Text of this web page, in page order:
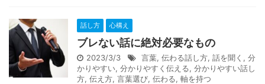
話し方 心構え
ブレない話に絶対必要なもの
2023/3/3 言葉, 伝わる話し方, 話を聞く , 分
かりやすい, 分かりやすく伝える, 分かりやすい話し
方, 伝え方, 言葉選び, 伝わる, 軸を持つ